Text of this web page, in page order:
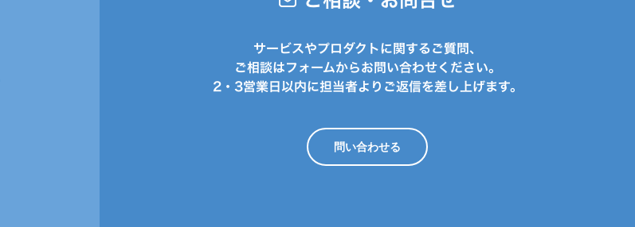
サービスやプロダクトに関するご質問、
ご相談はフォームからお問い合わせください。
2・3営業日以内に担当者よりご返信を差し上げます。
問い合わせる